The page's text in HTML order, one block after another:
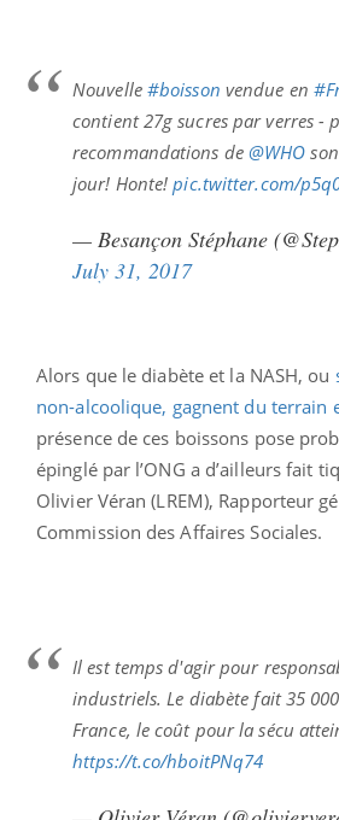
Nouvelle #boisson vendue en
contient 27g sucres par verres -
recommandations de @WHO
jour! Honte!pic.twitter.com/
— Besançon Stéphane
July 31, 2017
Alors que le diabète et la NASH, ou
non-alcoolique, gagnent du terrain
présence de ces boissons pose
épinglé par l’ONG a d’ailleurs fait
Olivier Véran (LREM), Rapporteur
Commission des Affaires Sociales.
Il est temps d'agir pour
industriels. Le diabète fait 35
France, le coût pour la sécu
https://t.co/hboitPNq74